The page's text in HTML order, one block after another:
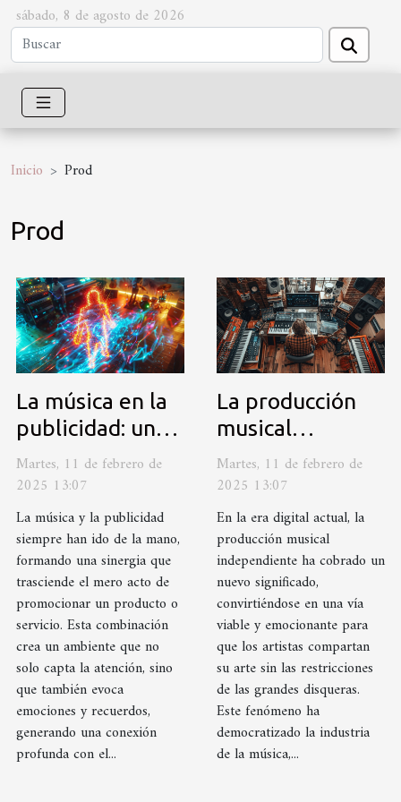
sábado, 8 de agosto de 2026
Inicio Prod
Prod
La música en la
publicidad: un
poderoso aliado
Martes, 11 de febrero de
2025 13:07
La música y la publicidad
siempre han ido de la mano,
formando una sinergia que
trasciende el mero acto de
promocionar un producto o
servicio. Esta combinación
crea un ambiente que no
solo capta la atención, sino
que también evoca
emociones y recuerdos,
generando una conexión
profunda con el...
La producción
musical
independiente:
ventajas y
desafíos
Martes, 11 de febrero de
2025 13:07
En la era digital actual, la
producción musical
independiente ha cobrado un
nuevo significado,
convirtiéndose en una vía
viable y emocionante para
que los artistas compartan
su arte sin las restricciones
de las grandes disqueras.
Este fenómeno ha
democratizado la industria
de la música,...